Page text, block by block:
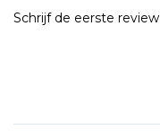
Schrijf de eerste review